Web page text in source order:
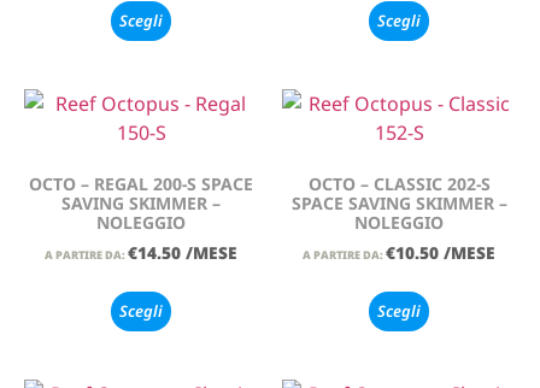
Scegli Scegli
OCTO – REGAL 200-S SPACE
SAVING SKIMMER –
NOLEGGIO
A PARTIRE DA: €14.50 /MESE
Scegli
OCTO – CLASSIC 202-S
SPACE SAVING SKIMMER –
NOLEGGIO
A PARTIRE DA: €10.50 /MESE
Scegli